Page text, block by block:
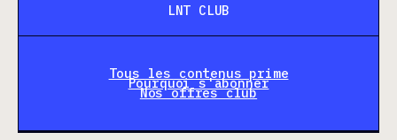
LNT CLUB
Tous les contenus prime
Pourquoi s'abonner
Nos offres club